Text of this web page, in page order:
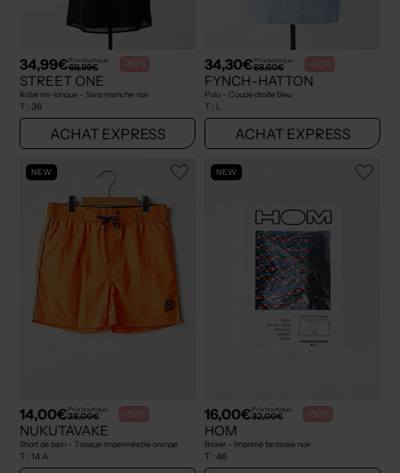
34,99€Prix boutique :
69,99€ -50%
STREET ONE
Robe mi-longue - Sans manche noir
T : 36
ACHAT EXPRESS
34,30€Prix boutique :
68,60€ -50%
FYNCH-HATTON
Polo - Coupe droite bleu
T : L
ACHAT EXPRESS
NEW
14,00€Prix boutique :
28,00€ -50%
NUKUTAVAKE
Short de bain - Tissage imperméable orange
T : 14 A
NEW
16,00€Prix boutique :
32,00€ -50%
HOM
Boxer - Imprimé fantaisie noir
T : 46